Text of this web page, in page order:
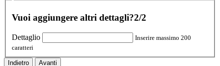
Vuoi aggiungere altri dettagli?2/2
Dettaglio
Inserire massimo 200
caratteri
Indietro Avanti